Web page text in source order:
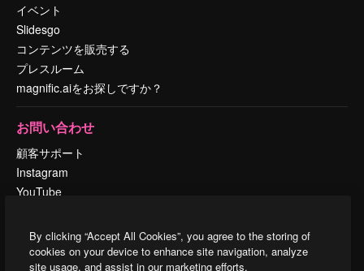
イベント
Slidesgo
コンテンツを販売する
プレスルーム
magnific.aiをお探しですか？
お問い合わせ
顧客サポート
Instagram
YouTube
TikTok
Discord
By clicking “Accept All Cookies”, you agree to the storing of
cookies on your device to enhance site navigation, analyze
site usage, and assist in our marketing efforts.